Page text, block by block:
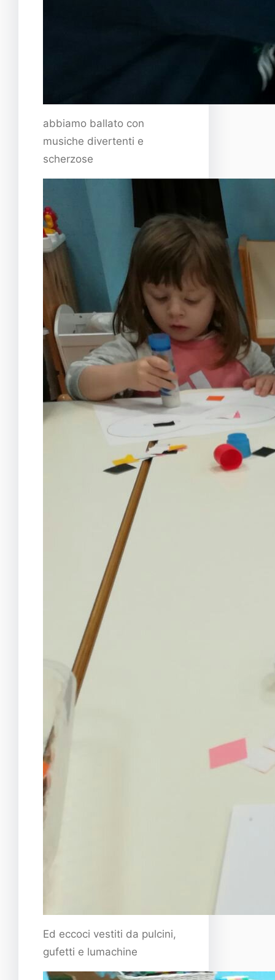
abbiamo ballato con
musiche divertenti e
scherzose
Ed eccoci vestiti da pulcini,
gufetti e lumachine